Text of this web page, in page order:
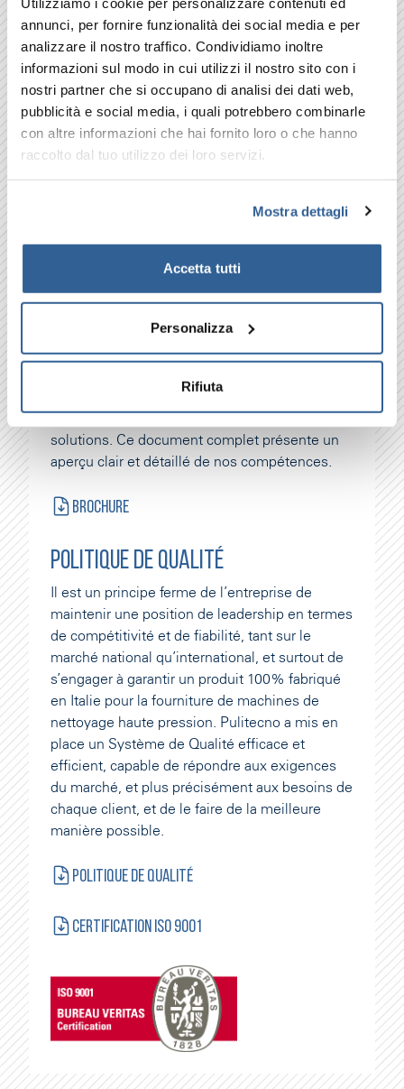
annunci, per fornire funzionalità dei social media e per
analizzare il nostro traffico. Condividiamo inoltre
informazioni sul modo in cui utilizzi il nostro sito con i
nostri partner che si occupano di analisi dei dati web,
pubblicità e social media, i quali potrebbero combinarle
con altre informazioni che hai fornito loro o che hanno
raccolto dal tuo utilizzo dei loro servizi.
Mostra dettagli
Accetta tutti
Personalizza
Rifiuta
Pulitecno de continuer à proposer
des produits et des solutions de
haute qualité, fruits d'une
recherche et d'un développement
technologique constants.
2025
ENTRÉE
CHEZ
RIELLO
CLEANING
DES
MARQUES
RENOMMÉES
GHIBLI
ET
WIRBEL
solutions. Ce document complet présente un
aperçu clair et détaillé de nos compétences.
Brochure
POLITIQUE DE QUALITÉ
Il est un principe ferme de l’entreprise de
maintenir une position de leadership en termes
de compétitivité et de fiabilité, tant sur le
marché national qu’international, et surtout de
s’engager à garantir un produit 100% fabriqué
en Italie pour la fourniture de machines de
nettoyage haute pression. Pulitecno a mis en
place un Système de Qualité efficace et
efficient, capable de répondre aux exigences
du marché, et plus précisément aux besoins de
chaque client, et de le faire de la meilleure
manière possible.
Politique de qualité
Certification ISO 9001